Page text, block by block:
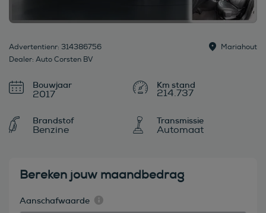
Advertentienr: 314386756
Dealer: Auto Corsten BV
Mariahout
Bouwjaar
2017 214.737
Brandstof
Benzine
Transmissie
Automaat
Bereken jouw maandbedrag
Aanschafwaarde